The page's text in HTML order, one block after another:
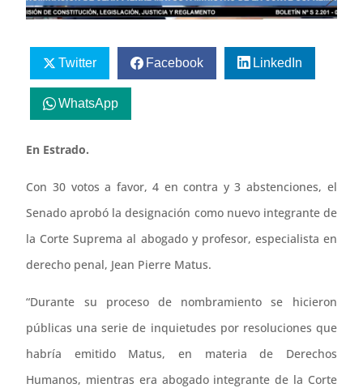
Twitter Facebook LinkedIn
WhatsApp
En Estrado.
Con 30 votos a favor, 4 en contra y 3 abstenciones, el
Senado aprobó la designación como nuevo integrante de
la Corte Suprema al abogado y profesor, especialista en
derecho penal, Jean Pierre Matus.
“Durante su proceso de nombramiento se hicieron
públicas una serie de inquietudes por resoluciones que
habría emitido Matus, en materia de Derechos
Humanos, mientras era abogado integrante de la Corte